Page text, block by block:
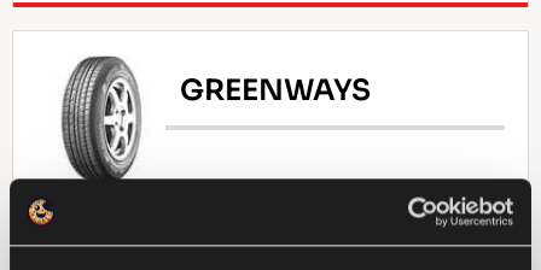
GREENWAYS
Natürliche Auslese - Fahrökonomie für Ihren
Kompakt-Pkw